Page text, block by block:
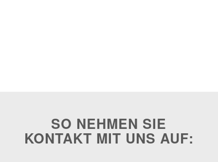
SO NEHMEN SIE
KONTAKT MIT UNS AUF: